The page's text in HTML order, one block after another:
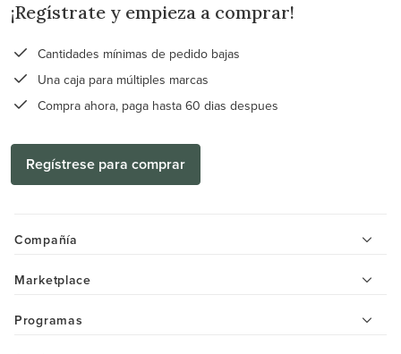
¡Regístrate y empieza a comprar!
Cantidades mínimas de pedido bajas
Una caja para múltiples marcas
Compra ahora, paga hasta 60 dias despues
Regístrese para comprar
Compañía
Marketplace
Programas